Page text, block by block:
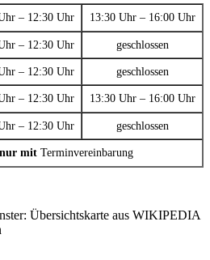
– 12:30 Uhr 13:30 Uhr – 16:00 Uhr
– 12:30 Uhr geschlossen
– 12:30 Uhr geschlossen
– 12:30 Uhr 13:30 Uhr – 16:00 Uhr
– 12:30 Uhr geschlossen
nur mit Terminvereinbarung